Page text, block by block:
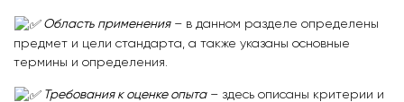
Область применения– в данном разделе определены
предмет и цели стандарта, а также указаны основные
термины и определения.
Требования к оценке опыта– здесь описаны критерии и